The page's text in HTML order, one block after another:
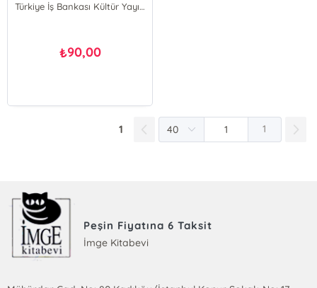
Catherine Atkinson
Türkiye İş Bankası Kültür Yayınları
₺90,00
1 1
Peşin Fiyatına 6 Taksit
İmge Kitabevi